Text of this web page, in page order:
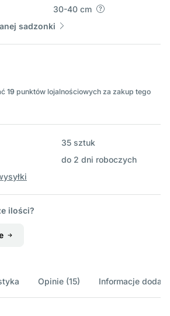
30-40 cm
sadzonki
19 punktów lojalnościowych za zakup tego
35 sztuk
do 2 dni roboczych
ilości?
Opinie (15) Informacje